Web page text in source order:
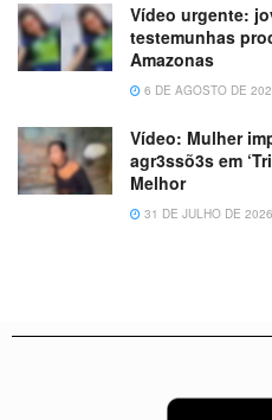
Vídeo urgente:
testemunhas
Amazonas
6 DE AGOSTO DE
Vídeo: Mulher
agr3ssõ3s em
Melhor
31 DE JULHO DE 2026